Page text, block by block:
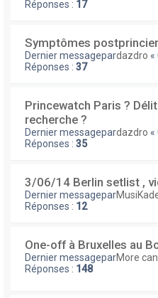
Réponses : 17
Symptômes postprincier
Dernier messagepardazdro «
Réponses : 37
Princewatch Paris ?
recherche ?
Dernier messagepardazdro «
Réponses : 35
3/06/14 Berlin setlist ,
Dernier messagepar
Réponses : 12
One-off à Bruxelles au
Dernier messageparMore
Réponses : 148